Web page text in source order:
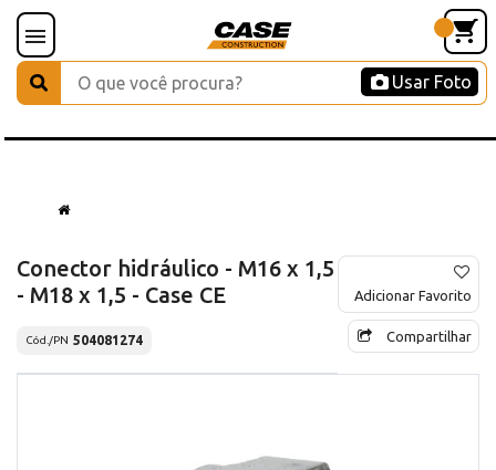
Usar Foto
Conector hidráulico - M16 x 1,5
- M18 x 1,5 - Case CE
Cód./PN 504081274
Adicionar Favorito
Compartilhar